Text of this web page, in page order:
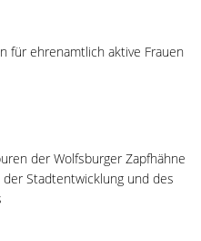
für ehrenamtlich aktive Frauen
der Wolfsburger Zapfhähne
Stadtentwicklung und des